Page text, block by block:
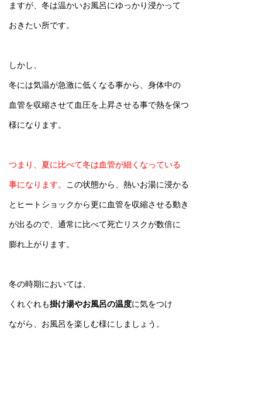
ますが、冬は温かいお風呂にゆっかり浸かって
おきたい所です。
しかし、
冬には気温が急激に低くなる事から、身体中の
血管を収縮させて血圧を上昇させる事で熱を保つ
様になります。
つまり、夏に比べて冬は血管が細くなっている
事になります。 この状態から、熱いお湯に浸かる
とヒートショックから更に血管を収縮させる動き
が出るので、通常に比べて死亡リスクが数倍に
膨れ上がります。
冬の時期においては、
くれぐれも掛け湯やお風呂の温度に気をつけ
ながら、お風呂を楽しむ様にしましょう。